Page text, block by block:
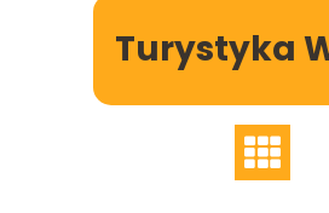
Turystyka